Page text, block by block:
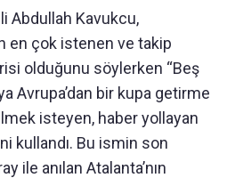
Abdullah Kavukcu,
en çok istenen ve takip
olduğunu söylerken “Beş
Avrupa’dan bir kupa getirme
isteyen, haber yollayan
kullandı. Bu ismin son
ile anılan Atalanta’nın